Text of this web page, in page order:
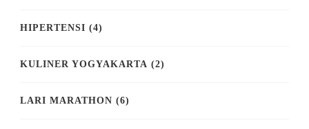
HIPERTENSI (4)
KULINER YOGYAKARTA (2)
LARI MARATHON (6)